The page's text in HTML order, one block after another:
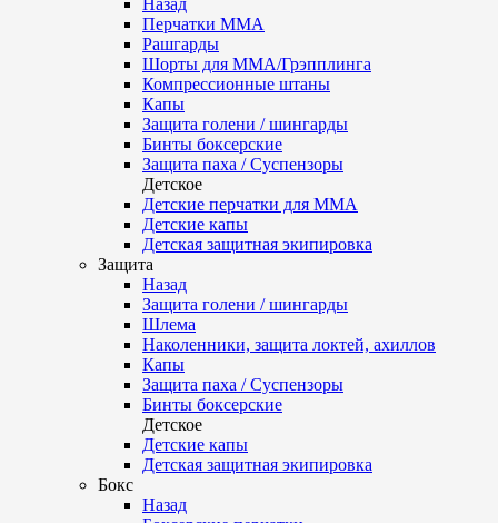
Назад
Перчатки ММА
Рашгарды
Шорты для ММА/Грэпплинга
Компрессионные штаны
Капы
Защита голени / шингарды
Бинты боксерские
Защита паха / Суспензоры
Детское
Детские перчатки для ММА
Детские капы
Детская защитная экипировка
Защита
Назад
Защита голени / шингарды
Шлема
Наколенники, защита локтей, ахиллов
Капы
Защита паха / Суспензоры
Бинты боксерские
Детское
Детские капы
Детская защитная экипировка
Бокс
Назад